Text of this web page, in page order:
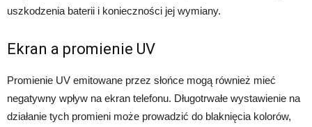
uszkodzenia baterii i konieczności jej wymiany.
Ekran a promienie UV
Promienie UV emitowane przez słońce mogą również mieć
negatywny wpływ na ekran telefonu. Długotrwałe wystawienie na
działanie tych promieni może prowadzić do blaknięcia kolorów,